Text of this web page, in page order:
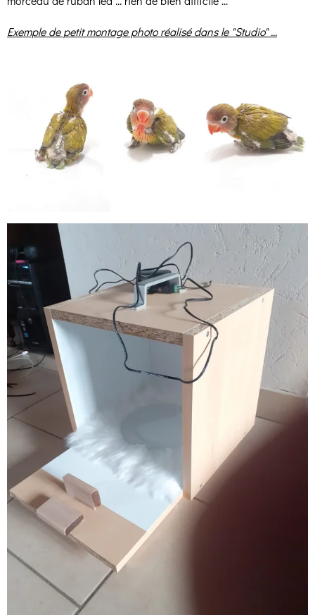
Exemple de petit montage photo réalisé dans le "Studio" ...